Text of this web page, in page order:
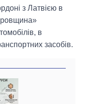
з Латвією в
в
засобів.